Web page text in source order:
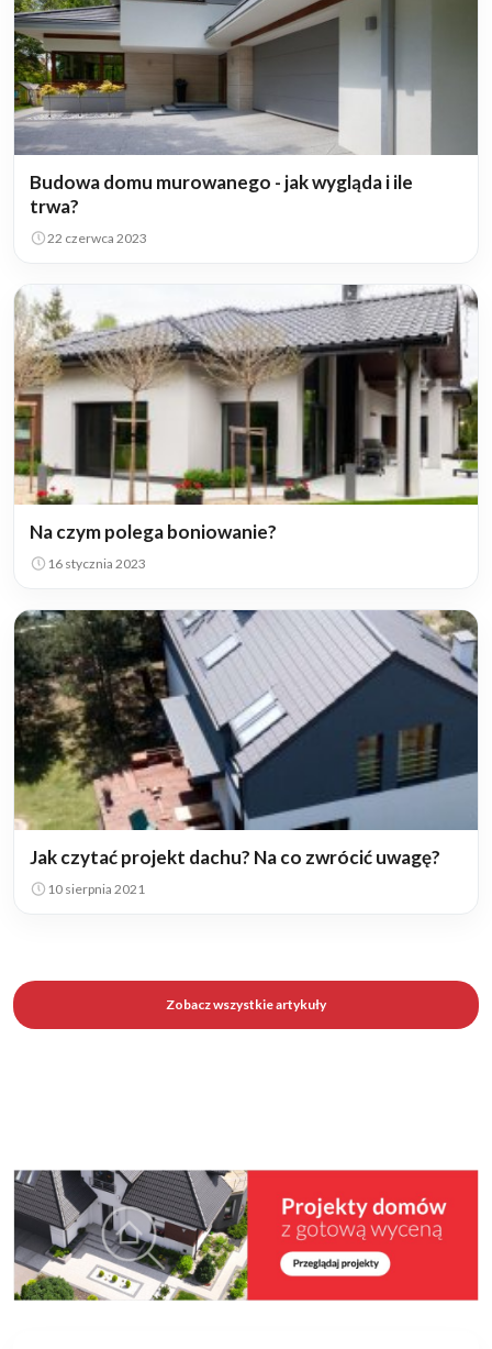
Budowa domu murowanego - jak wygląda i ile
trwa?
22 czerwca 2023
Na czym polega boniowanie?
16 stycznia 2023
Jak czytać projekt dachu? Na co zwrócić uwagę?
10 sierpnia 2021
Zobacz wszystkie artykuły